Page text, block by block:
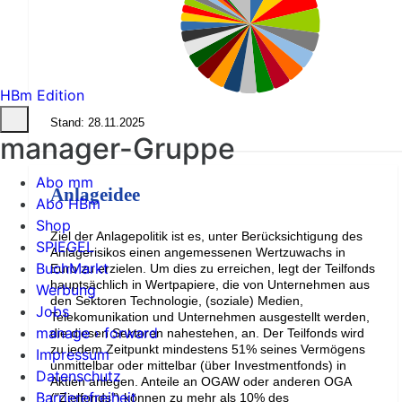
Stand: 28.11.2025
Anlageidee
Ziel der Anlagepolitik ist es, unter Berücksichtigung des
Anlagerisikos einen angemessenen Wertzuwachs in
Euro zu erzielen. Um dies zu erreichen, legt der Teilfonds
hauptsächlich in Wertpapiere, die von Unternehmen aus
den Sektoren Technologie, (soziale) Medien,
Telekomunikation und Unternehmen ausgestellt werden,
die diesen Sektoren nahestehen, an. Der Teilfonds wird
zu jedem Zeitpunkt mindestens 51% seines Vermögens
unmittelbar oder mittelbar (über Investmentfonds) in
Aktien anlegen. Anteile an OGAW oder anderen OGA
("Zielfonds") können zu mehr als 10% des
HBm Edition
manager-Gruppe
Abo mm
Abo HBm
Shop
SPIEGEL
BuchMarkt
Werbung
Jobs
manage › forward
Impressum
Datenschutz
Barrierefreiheit